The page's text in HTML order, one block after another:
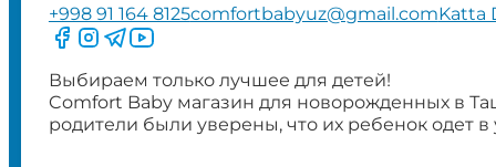
+998 91 164 8125comfortbabyuz@gmail.comKatta
Следите за нами на Facebook
Следите за нами в Instagram
Следите за нами в Telegram
Следите за нами в YouTube
Выбираем только лучшее для детей!
Comfort Baby магазин для новорожденных в
родители были уверены, что их ребенок одет